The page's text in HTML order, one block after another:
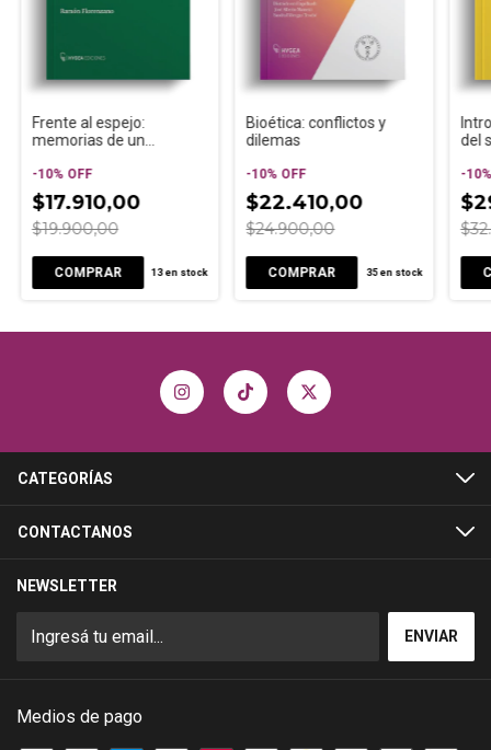
Frente al espejo:
memorias de un
-10% OFF
$17.910,00
$19.900,00
13en stock
Bioética: conflictos y
dilemas
-10% OFF
$22.410,00
$24.900,00
35en stock
del
-10
CATEGORÍAS
CONTACTANOS
NEWSLETTER
Medios de pago